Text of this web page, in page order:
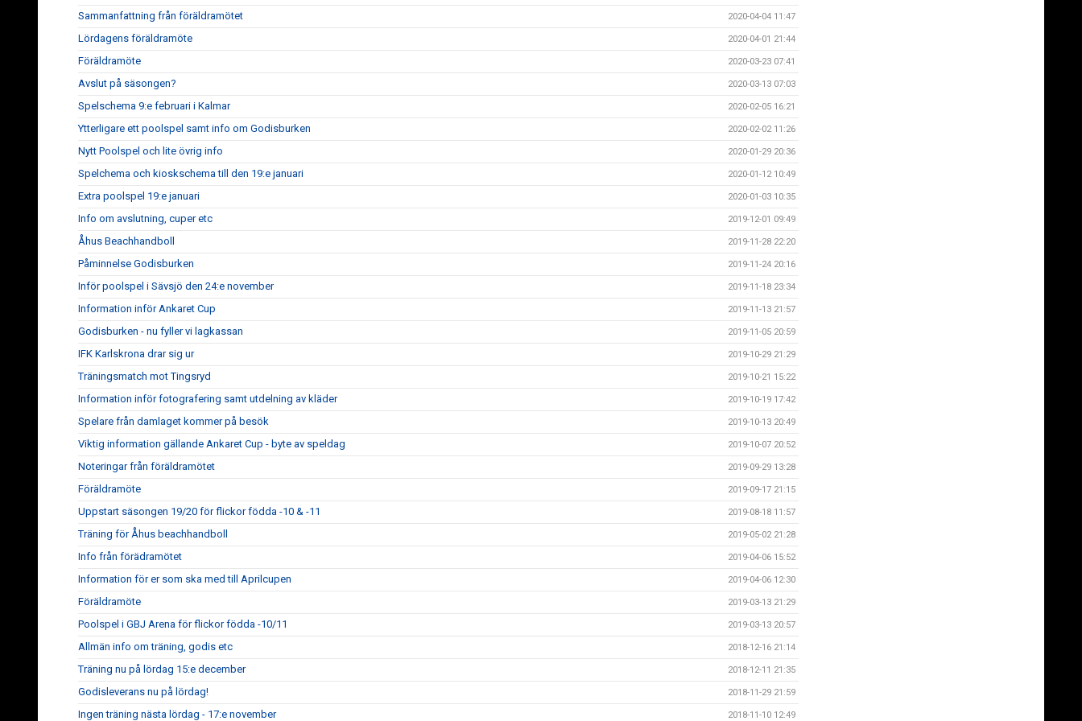
Sammanfattning från föräldramötet 2020-04-04 11:47
Lördagens föräldramöte 2020-04-01 21:44
Föräldramöte 2020-03-23 07:41
Avslut på säsongen? 2020-03-13 07:03
Spelschema 9:e februari i Kalmar 2020-02-05 16:21
Ytterligare ett poolspel samt info om Godisburken 2020-02-02 11:26
Nytt Poolspel och lite övrig info 2020-01-29 20:36
Spelchema och kioskschema till den 19:e januari 2020-01-12 10:49
Extra poolspel 19:e januari 2020-01-03 10:35
Info om avslutning, cuper etc 2019-12-01 09:49
Åhus Beachhandboll 2019-11-28 22:20
Påminnelse Godisburken 2019-11-24 20:16
Inför poolspel i Sävsjö den 24:e november 2019-11-18 23:34
Information inför Ankaret Cup 2019-11-13 21:57
Godisburken - nu fyller vi lagkassan 2019-11-05 20:59
IFK Karlskrona drar sig ur 2019-10-29 21:29
Träningsmatch mot Tingsryd 2019-10-21 15:22
Information inför fotografering samt utdelning av kläder 2019-10-19 17:42
Spelare från damlaget kommer på besök 2019-10-13 20:49
Viktig information gällande Ankaret Cup - byte av speldag 2019-10-07 20:52
Noteringar från föräldramötet 2019-09-29 13:28
Föräldramöte 2019-09-17 21:15
Uppstart säsongen 19/20 för flickor födda -10 & -11 2019-08-18 11:57
Träning för Åhus beachhandboll 2019-05-02 21:28
Info från förädramötet 2019-04-06 15:52
Information för er som ska med till Aprilcupen 2019-04-06 12:30
Föräldramöte 2019-03-13 21:29
Poolspel i GBJ Arena för flickor födda -10/11 2019-03-13 20:57
Allmän info om träning, godis etc 2018-12-16 21:14
Träning nu på lördag 15:e december 2018-12-11 21:35
Godisleverans nu på lördag! 2018-11-29 21:59
Ingen träning nästa lördag - 17:e november 2018-11-10 12:49